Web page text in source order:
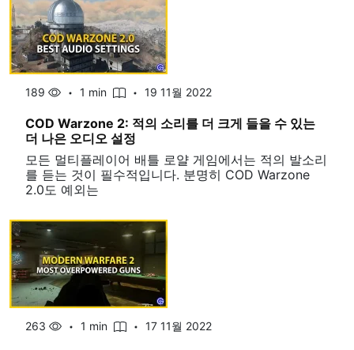
189 1 min 19 11월 2022
COD Warzone 2: 적의 소리를 더 크게 들을 수 있는
더 나은 오디오 설정
모든 멀티플레이어 배틀 로얄 게임에서는 적의 발소리
를 듣는 것이 필수적입니다. 분명히 COD Warzone
2.0도 예외는
263 1 min 17 11월 2022